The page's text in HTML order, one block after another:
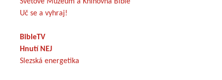
Uč se a vyhraj!
BibleTV
Hnutí NEJ
Slezská energetika